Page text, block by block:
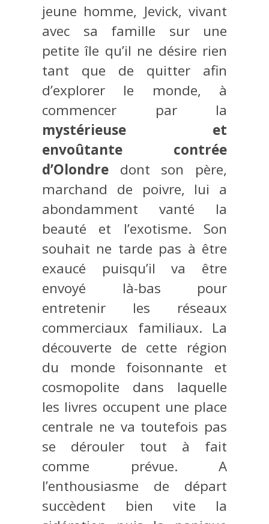
jeune homme, Jevick, vivant
avec sa famille sur une
petite île qu’il ne désire rien
tant que de quitter afin
d’explorer le monde, à
commencer par la
mystérieuse et
envoûtante contrée
d’Olondre dont son père,
marchand de poivre, lui a
abondamment vanté la
beauté et l’exotisme. Son
souhait ne tarde pas à être
exaucé puisqu’il va être
envoyé là-bas pour
entretenir les réseaux
commerciaux familiaux. La
découverte de cette région
du monde foisonnante et
cosmopolite dans laquelle
les livres occupent une place
centrale ne va toutefois pas
se dérouler tout à fait
comme prévue. A
l’enthousiasme de départ
succèdent bien vite la